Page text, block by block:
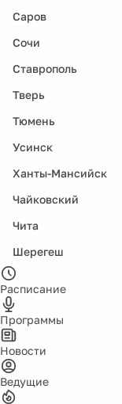
Саров
Сочи
Ставрополь
Тверь
Тюмень
Усинск
Ханты-Мансийск
Чайковский
Чита
Шерегеш
Расписание
Программы
Новости
Ведущие